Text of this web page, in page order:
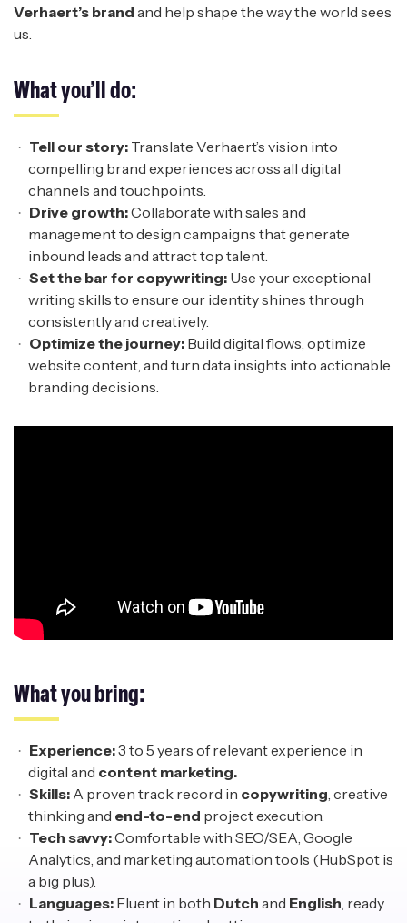
Verhaert’s brand and help shape the way the world sees
us.
Whatyou’lldo:
Tell our story: Translate Verhaert’s vision into
compelling brand experiences across all digital
channels and touchpoints.
Drive growth:Collaborate with sales and
management to design campaigns that generate
inbound leads and attract top talent.
Set the bar for copywriting: Use your exceptional
writing skills to ensure our identity shines through
consistently and creatively.
Optimize the journey: Build digital flows, optimize
website content, and turn data insights into actionable
branding decisions.
Whatyoubring:
Experience:3 to 5 years of relevant experience in
digital and content marketing.
Skills: A proven track record in copywriting, creative
thinking and end-to-end project execution.
Tech savvy:Comfortable with SEO/SEA, Google
Analytics, and marketing automation tools (HubSpot is
a big plus).
Languages: Fluent in both Dutch and English, ready